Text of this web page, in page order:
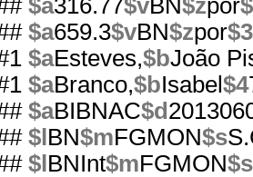
$a316.77$vBN$zpor
$a659.3$vBN$zpor$3
$aEsteves,$bJoão
$aBranco,$bIsabel $4
$aBIBNAC$d
$l BN$mFGMON$s
$l BNInt$mFGMON$s